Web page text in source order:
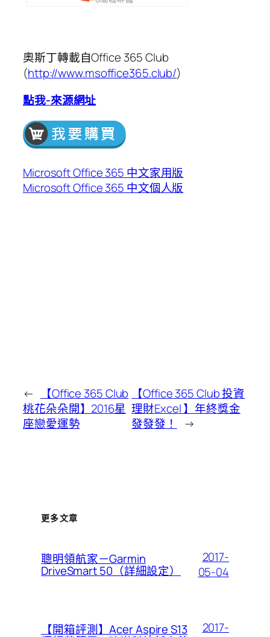
奧斯丁轉載自Office 365 Club
(http://www.msoffice365.club/)
點我-來源網址
Microsoft Office 365 中文家用版
Microsoft Office 365 中文個人版
←
【Office 365 Club
桃花朵朵開】2016星
座戀愛運勢
【Office 365 Club 投資
理財Excel 】年終獎金
發發發！
→
更多文章
聰明領航家－Garmin
DriveSmart 50（詳細設定）
2017-
05-04
【開箱評測】Acer Aspire S13
2017-